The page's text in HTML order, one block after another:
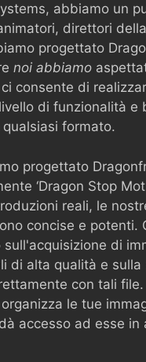
abbiamo un
direttori
progettato
noi abbiamo
consente di
di funzionalità e
formato.
progettato
‘Dragon Stop
reali, le
concise e potenti.
sull'acquisizione di
di alta qualità e sulla
con tali file.
le tue
accesso ad esse in